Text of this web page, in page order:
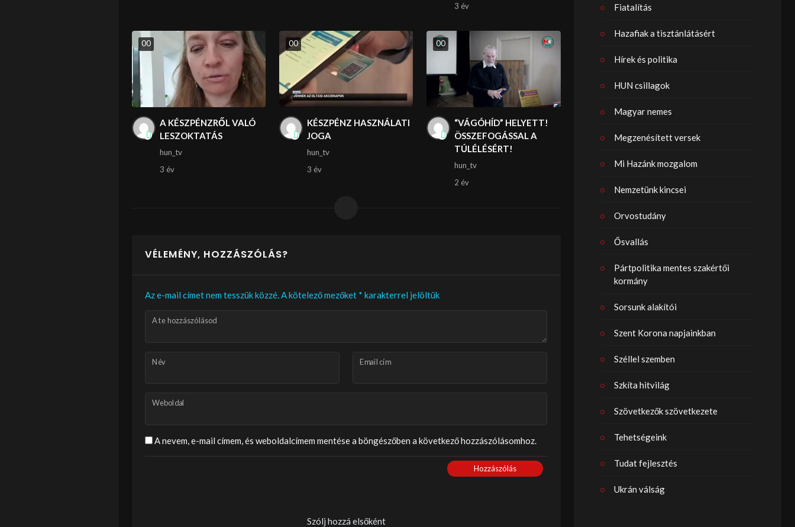
3 év
00
A KÉSZPÉNZRŐL VALÓ
LESZOKTATÁS
hun_tv
3 év
00
KÉSZPÉNZ HASZNÁLATI
JOGA
hun_tv
3 év
00
“VÁGÓHÍD” HELYETT!
ÖSSZEFOGÁSSAL A
TÚLÉLÉSÉRT!
hun_tv
2 év
VÉLEMÉNY, HOZZÁSZÓLÁS?
Az e-mail címet nem tesszük közzé.A kötelező mezőket * karakterrel jelöltük
A te hozzászólásod
Név Email cím
Weboldal
A nevem, e-mail címem, és weboldalcímem mentése a böngészőben a következő hozzászólásomhoz.
Hozzászólás
Szólj hozzá elsőként
Fiatalítás
Hazafiak a tisztánlátásért
Hírek és politika
HUN csillagok
Magyar nemes
Megzenésített versek
Mi Hazánk mozgalom
Nemzetünk kincsei
Orvostudány
Ősvallás
Pártpolitika mentes szakértői
kormány
Sorsunk alakítói
Szent Korona napjainkban
Széllel szemben
Szkíta hitvilág
Szövetkezők szövetkezete
Tehetségeink
Tudat fejlesztés
Ukrán válság